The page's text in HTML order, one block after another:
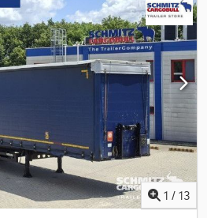
385/55 R22.5, Raktér térfogata: 101 m³,
, önszintező felfüggesztés,
tolótető, 1x15 és 2x7 tűs
tető (kézi): 2,9 m - 3,0 m,
megtalálja az összes elérhető
van szüksége? Egyedi
teljes körű szervizszerződéseket és
kínálunk. Személyesen is szívesen
Aahof
1 / 13